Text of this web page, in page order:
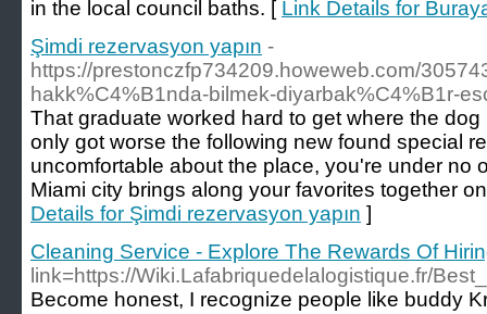
in the local council baths. [ Link Details for
Şimdi rezervasyon yapın -
https://prestonczfp734209.howeweb.com/
hakk%C4%B1nda-bilmek-diyarbak%C4%B1r-
That graduate worked hard to get where the
only got worse the following new found special
uncomfortable about the place, you're under no
Miami city brings along your favorites together
Details for Şimdi rezervasyon yapın ]
Cleaning Service - Explore The Rewards Of
link=https://Wiki.Lafabriquedelalogistique.fr/
Become honest, I recognize people like buddy